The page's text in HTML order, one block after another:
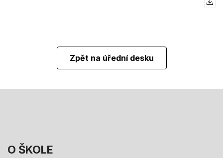
Zpět na úřední desku
O ŠKOLE